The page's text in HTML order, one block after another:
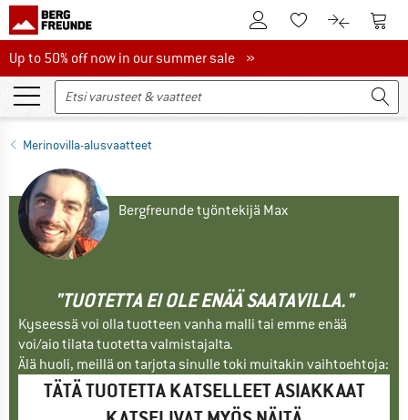
Tästä asiakastililleTästä toivelistalle.
Tästä
Up to 50% off now in our summer sale
Up to 50% off now in our summer sale »
Merinovilla-alusvaatteet
Bergfreunde työntekijä Max
"TUOTETTA EI OLE ENÄÄ SAATAVILLA."
Kyseessä voi olla tuotteen vanha malli tai emme enää
voi/aio tilata tuotetta valmistajalta.
Älä huoli, meillä on tarjota sinulle toki muitakin vaihtoehtoja:
TÄTÄ TUOTETTA KATSELLEET ASIAKKAAT